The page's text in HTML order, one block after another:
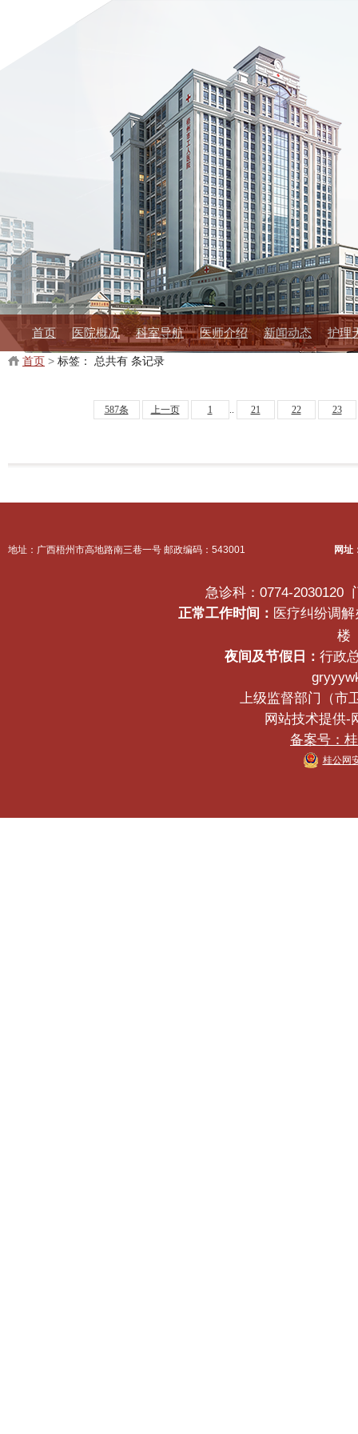
首页 医院概况 科室导航 医师介绍 新闻动态 护理
首页 > 标签： 总共有 条记录
587条 上一页 1 .. 21 22 23
网址
地址：广西梧州市高地路南三巷一号 邮政编码：543001
急诊科：0774-2030120
正常工作时间： 医疗纠纷调
楼
夜间及节假日： 行政
上级监督部门（市
网站技术提供-
备案号：
桂公网